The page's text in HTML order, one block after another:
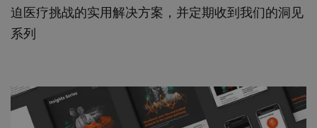
迫医疗挑战的实用解决方案，并定期收到我们的洞见
系列